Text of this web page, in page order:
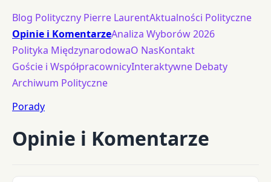
Blog Polityczny Pierre LaurentAktualności Polityczne
Opinie i KomentarzeAnaliza Wyborów 2026
Polityka MiędzynarodowaO NasKontakt
Goście i WspółpracownicyInteraktywne Debaty
Archiwum Polityczne
Porady
Opinie i Komentarze